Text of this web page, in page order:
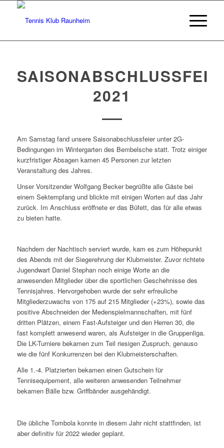
2021
Am Samstag fand unsere Saisonabschlussfeier unter 2G-
Bedingungen im Wintergarten des Bembelsche statt. Trotz einiger
kurzfristiger Absagen kamen 45 Personen zur letzten
Veranstaltung des Jahres.
Unser Vorsitzender Wolfgang Becker begrüßte alle Gäste bei
einem Sektempfang und blickte mit einigen Worten auf das Jahr
zurück. Im Anschluss eröffnete er das Büfett, das für alle etwas
zu bieten hatte.
Nachdem der Nachtisch serviert wurde, kam es zum Höhepunkt
des Abends mit der Siegerehrung der Klubmeister. Zuvor richtete
Jugendwart Daniel Stephan noch einige Worte an die
anwesenden Mitglieder über die sportlichen Geschehnisse des
Tennisjahres. Hervorgehoben wurde der sehr erfreuliche
Mitgliederzuwachs von 175 auf 215 Mitglieder (+23%), sowie das
positive Abschneiden der Medenspielmannschaften, mit fünf
dritten Plätzen, einem Fast-Aufsteiger und den Herren 30, die
fast komplett anwesend waren, als Aufsteiger in die Gruppenliga.
Die LK-Turniere bekamen zum Teil riesigen Zuspruch, genauso
wie die fünf Konkurrenzen bei den Klubmeisterschaften.
Alle 1.-4. Platzierten bekamen einen Gutschein für
Tennisequipement, alle weiteren anwesenden Teilnehmer
bekamen Bälle bzw. Griffbänder ausgehändigt.
Die übliche Tombola konnte in diesem Jahr nicht stattfinden, ist
aber definitiv für 2022 wieder geplant.